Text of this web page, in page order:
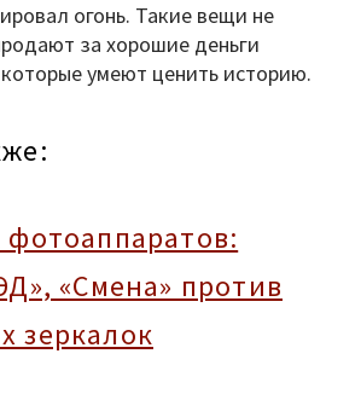
огонь. Такие вещи не
за хорошие деньги
умеют ценить историю.
фотоаппаратов:
«Смена» против
зеркалок